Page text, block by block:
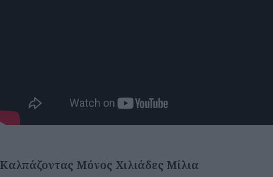
Καλπάζοντας Μόνος Χιλιάδες Μίλια